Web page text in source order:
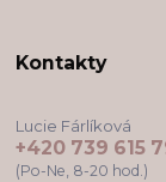
Kontakty
Lucie Fárlíková
+420 739 615
(Po-Ne, 8-20 hod.)